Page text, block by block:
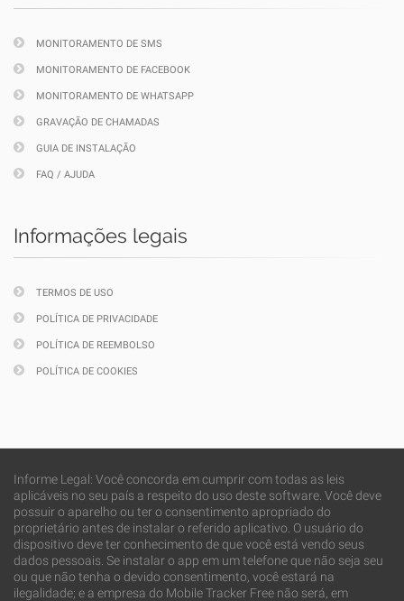
MONITORAMENTO DE SMS
MONITORAMENTO DE FACEBOOK
MONITORAMENTO DE WHATSAPP
GRAVAÇÃO DE CHAMADAS
GUIA DE INSTALAÇÃO
FAQ / AJUDA
Informações legais
TERMOS DE USO
POLÍTICA DE PRIVACIDADE
POLÍTICA DE REEMBOLSO
POLÍTICA DE COOKIES
Informe Legal: Você concorda em cumprir com todas as leis
aplicáveis no seu país a respeito do uso deste software. Você deve
possuir o aparelho ou ter o consentimento apropriado do
proprietário antes de instalar o referido aplicativo. O usuário do
dispositivo deve ter conhecimento de que você está vendo seus
dados pessoais. Se instalar o app em um telefone que não seja seu
ou que não tenha o devido consentimento, você estará na
ilegalidade; e a empresa do Mobile Tracker Free não será, em